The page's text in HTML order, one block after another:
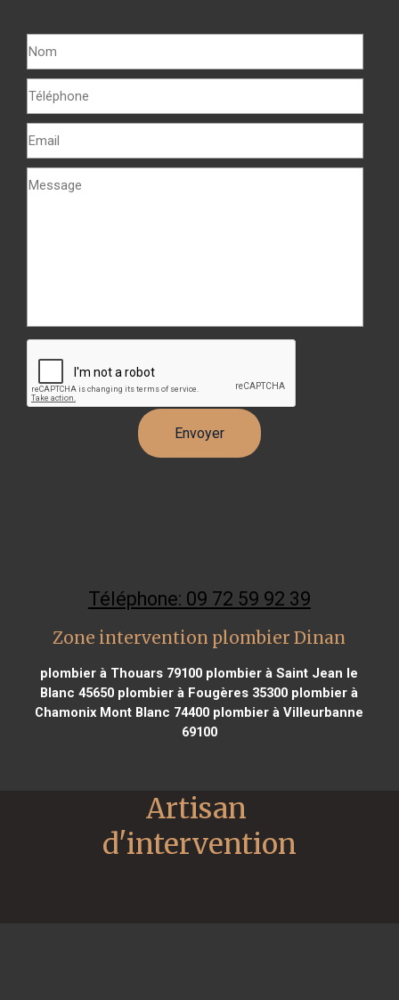
Téléphone: 09 72 59 92 39
Zone intervention plombier Dinan
plombier à Thouars 79100 plombier à Saint Jean le
Blanc 45650 plombier à Fougères 35300 plombier à
Chamonix Mont Blanc 74400 plombier à Villeurbanne
69100
Artisan
d'intervention